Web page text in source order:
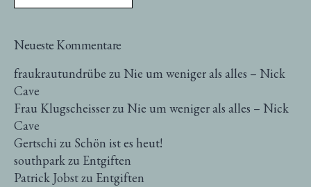
Neueste Kommentare
fraukrautundrübe zu Nie um weniger als alles – Nick
Cave
Frau Klugscheisserzu Nie um weniger als alles – Nick
Cave
Gertschi zu Schön ist es heut!
southparkzu Entgiften
Patrick Jobstzu Entgiften